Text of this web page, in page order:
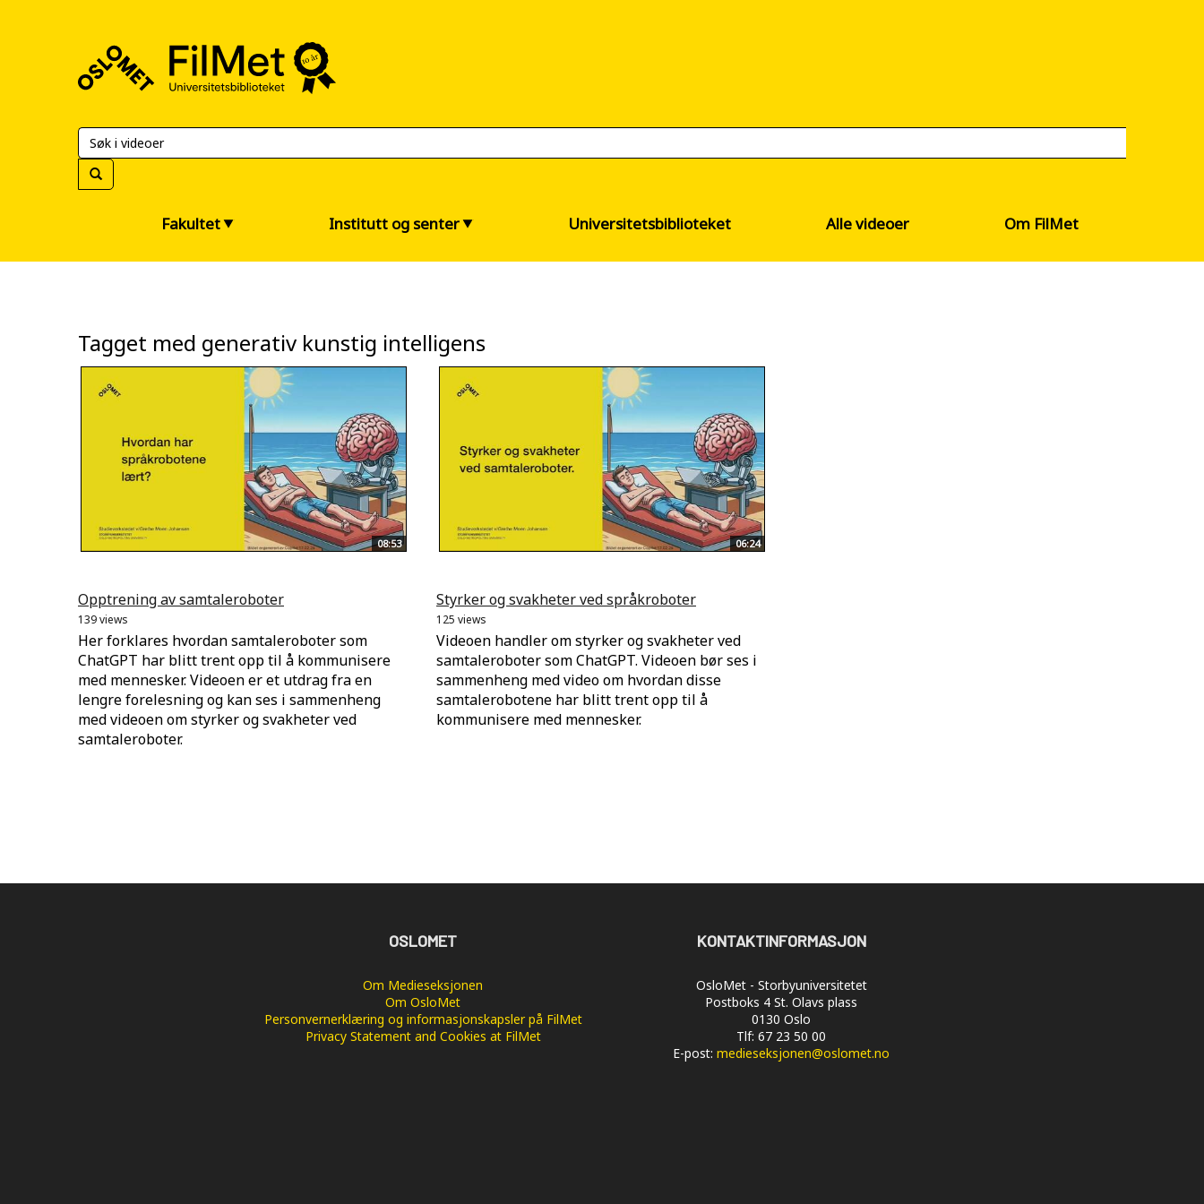
Universitetsbiblioteket
Fakultet Institutt og senter Universitetsbiblioteket Alle videoer Om FilMet
Tagget med generativ kunstig intelligens
08:53
Opptrening av samtaleroboter
139 views
Her forklares hvordan samtaleroboter som
ChatGPT har blitt trent opp til å kommunisere
med mennesker. Videoen er et utdrag fra en
lengre forelesning og kan ses i sammenheng
med videoen om styrker og svakheter ved
samtaleroboter.
06:24
Styrker og svakheter ved språkroboter
125 views
Videoen handler om styrker og svakheter ved
samtaleroboter som ChatGPT. Videoen bør ses i
sammenheng med video om hvordan disse
samtalerobotene har blitt trent opp til å
kommunisere med mennesker.
OSLOMET
Om Medieseksjonen
Om OsloMet
Personvernerklæring og informasjonskapsler på FilMet
Privacy Statement and Cookies at FilMet
KONTAKTINFORMASJON
OsloMet - Storbyuniversitetet
Postboks 4 St. Olavs plass
0130 Oslo
Tlf: 67 23 50 00
E-post: medieseksjonen@oslomet.no